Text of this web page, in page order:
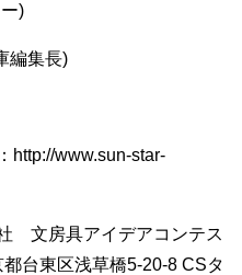
)
編集長)
http://www.sun-star-
文房具アイデアコンテス
台東区浅草橋5-20-8 CSタ